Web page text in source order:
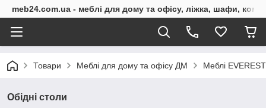
meb24.com.ua - меблі для дому та офісу, ліжка, шафи,
Товари Меблі для дому та офісу ДМ Меблі
Обідні столи